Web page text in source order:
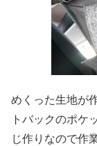
めくった生地が
トバックのポケ
じ作りなので作